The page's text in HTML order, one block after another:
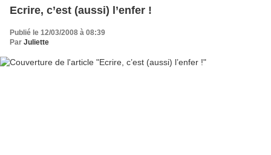
Ecrire, c’est (aussi) l’enfer !
Publié le 12/03/2008 à 08:39
Par Juliette